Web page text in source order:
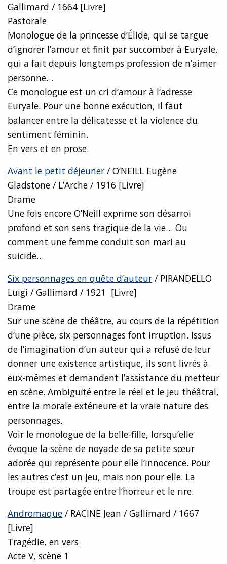
Gallimard / 1664 [Livre]
Pastorale
Monologue de la princesse d’Élide, qui se targue
d’ignorer l’amour et finit par succomber à Euryale,
qui a fait depuis longtemps profession de n’aimer
personne…
Ce monologue est un cri d’amour à l’adresse
Euryale. Pour une bonne exécution, il faut
balancer entre la délicatesse et la violence du
sentiment féminin.
En vers et en prose.
Avant le petit déjeuner / O’NEILL Eugène
Gladstone / L’Arche / 1916 [Livre]
Drame
Une fois encore O’Neill exprime son désarroi
profond et son sens tragique de la vie… Ou
comment une femme conduit son mari au
suicide…
Six personnages en quête d’auteur / PIRANDELLO
Luigi / Gallimard / 1921 [Livre]
Drame
Sur une scène de théâtre, au cours de la répétition
d’une pièce, six personnages font irruption. Issus
de l’imagination d’un auteur qui a refusé de leur
donner une existence artistique, ils sont livrés à
eux-mêmes et demandent l’assistance du metteur
en scène. Ambiguïté entre le réel et le jeu théâtral,
entre la morale extérieure et la vraie nature des
personnages.
Voir le monologue de la belle-fille, lorsqu’elle
évoque la scène de noyade de sa petite sœur
adorée qui représente pour elle l’innocence. Pour
les autres c’est un jeu, mais non pour elle. La
troupe est partagée entre l’horreur et le rire.
Andromaque / RACINE Jean / Gallimard / 1667
[Livre]
Tragédie, en vers
Acte V, scène 1